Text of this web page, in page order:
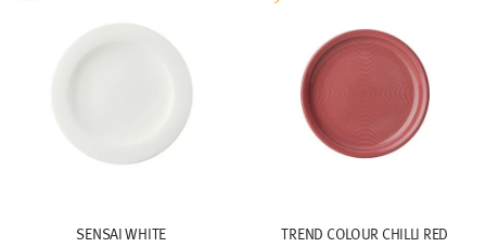
SENSAI WHITE TREND COLOUR CHILLI RED